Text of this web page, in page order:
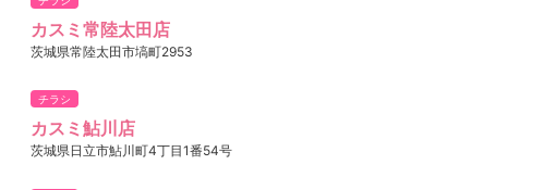
カスミ常陸太田店
茨城県常陸太田市塙町2953
チラシ
カスミ鮎川店
茨城県日立市鮎川町4丁目1番54号